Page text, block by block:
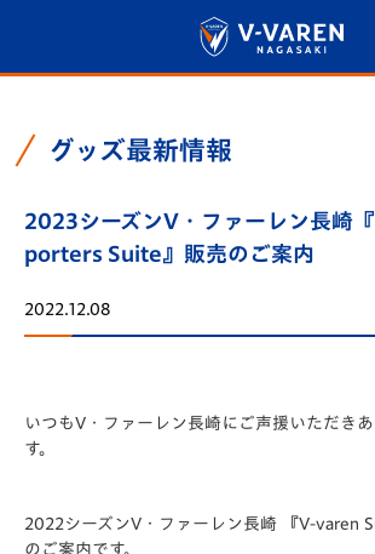
グッズ最新情報
2023シーズンV・ファーレン長崎
porters Suite』販売のご案内
2022.12.08
いつもV・ファーレン長崎にご声援いただき
す。
2022シーズンV・ファーレン長崎 『V-varen
のご案内です。